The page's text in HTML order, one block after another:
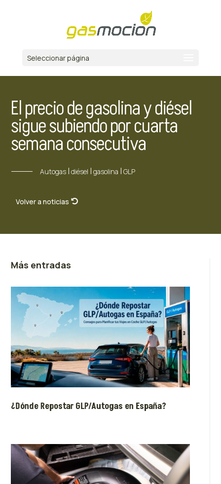
Seleccionar página
El precio de gasolina y diésel
sigue subiendo por cuarta
semana consecutiva
Autogas| diésel | gasolina | GLP
Volver a noticias
Más entradas
¿Dónde Repostar GLP/Autogas en España?